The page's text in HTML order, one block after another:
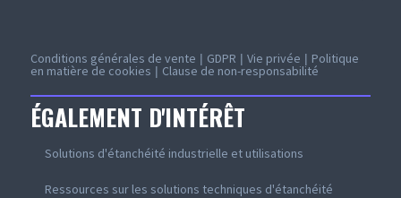
Conditions générales de vente | GDPR | Vie privée | Politique
en matière de cookies | Clause de non-responsabilité
ÉGALEMENT D'INTÉRÊT
Solutions d'étanchéité industrielle et utilisations
Ressources sur les solutions techniques d'étanchéité